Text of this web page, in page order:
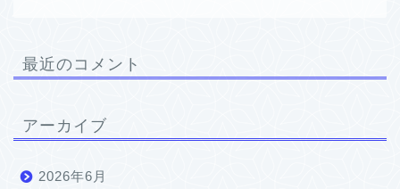
最近のコメント
アーカイブ
2026年6月